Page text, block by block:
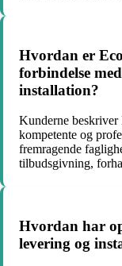
Hvordan er
forbindelse
installation?
Kunderne
kompetente og
fremragende
tilbudsgivning,
Hvordan har
levering og